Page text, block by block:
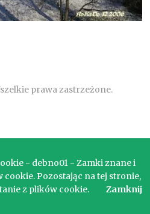
prawa zastrzeżone.
- debno01 - Zamki znane i
Pozostając na tej stronie,
z plików cookie.
Zamknij